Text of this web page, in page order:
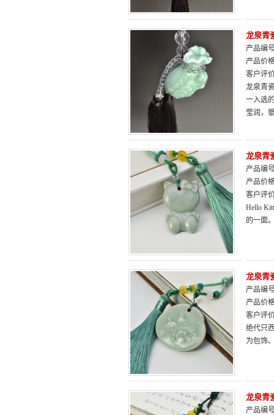
龙泉青
产品编
产品价
客户评
龙泉青
一入选
莹润，
龙泉青
产品编
产品价
客户评
Hello
的一面
龙泉青
产品编
产品价
客户评
绝代只
为包饰
龙泉青
产品编